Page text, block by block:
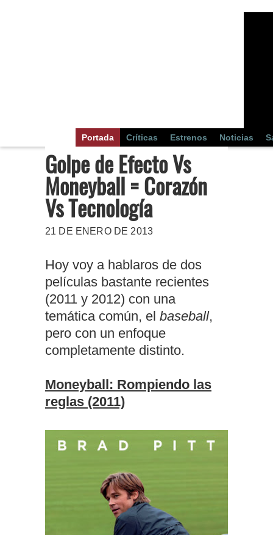
Portada Críticas Estrenos Noticias
Golpe de Efecto Vs
Moneyball = Corazón
Vs Tecnología
21 DE ENERO DE 2013
Hoy voy a hablaros de dos
películas bastante recientes
(2011 y 2012) con una
temática común, el baseball,
pero con un enfoque
completamente distinto.
Moneyball: Rompiendo las
reglas (2011)